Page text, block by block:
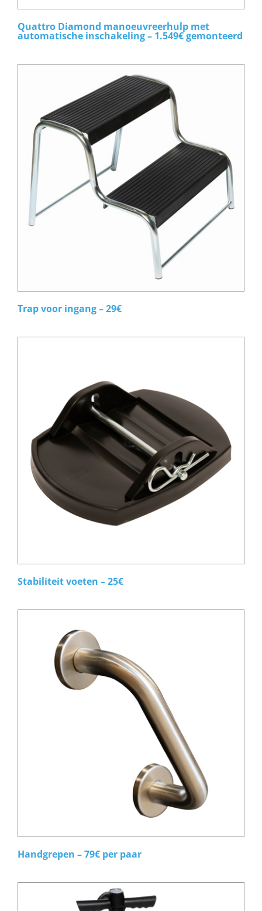
Quattro Diamond manoeuvreerhulp met
automatische inschakeling – 1.549€ gemonteerd
Trap voor ingang – 29€
Stabiliteit voeten – 25€
Handgrepen – 79€ per paar